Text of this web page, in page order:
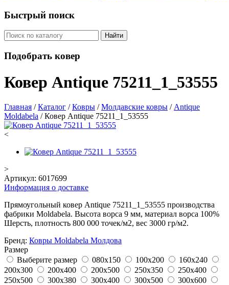
Быстрый поиск
Найти
Подобрать ковер
Ковер Antique 75211_1_53555
Главная / Каталог / Ковры / Молдавские ковры / Antique
Moldabela / Ковер Antique 75211_1_53555
<
>
Артикул: 6017699
Информация о доставке
Прямоугольный ковер Antique 75211_1_53555 производства
фабрики Moldabela. Высота ворса 9 мм, материал ворса 100%
Шерсть, плотность 800 000 точек/м2, вес 3000 гр/м2.
Бренд: Ковры Moldabela Молдова
Размер
Выберите размер
080x150 100x200
160x240
200x300
200x400 200x500 250x350
250x400
250x500
300x380 300x400 300x500
300x600